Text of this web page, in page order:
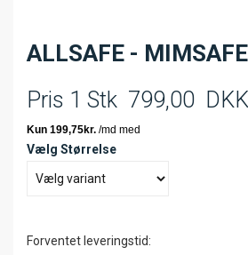
ALLSAFE -
Pris 1 Stk 799,00 DKK
Vælg Størrelse
Forventet leveringstid: